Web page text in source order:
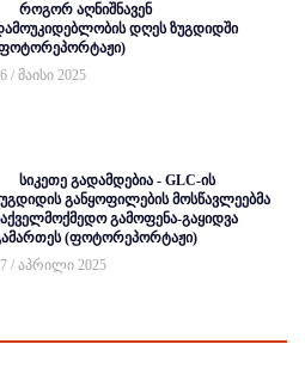
როგორ აღნიშნავენ
დღეს ზუგდიდში
/ მაისი 2025
სიკეთე გადამდებია - GLC-ის
განყოფილების მოსწავლეებმა
გამოფენა-გაყიდვა
(ფოტორეპორტაჟი)
/ აპრილი 2025